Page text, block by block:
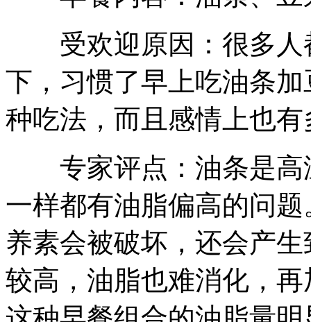
受欢迎原因：很多人
下，习惯了早上吃油条
种吃法，而且感情上也有
专家评点：油条是高
一样都有油脂偏高的问
养素会被破坏，还会产
较高，油脂也难消化，